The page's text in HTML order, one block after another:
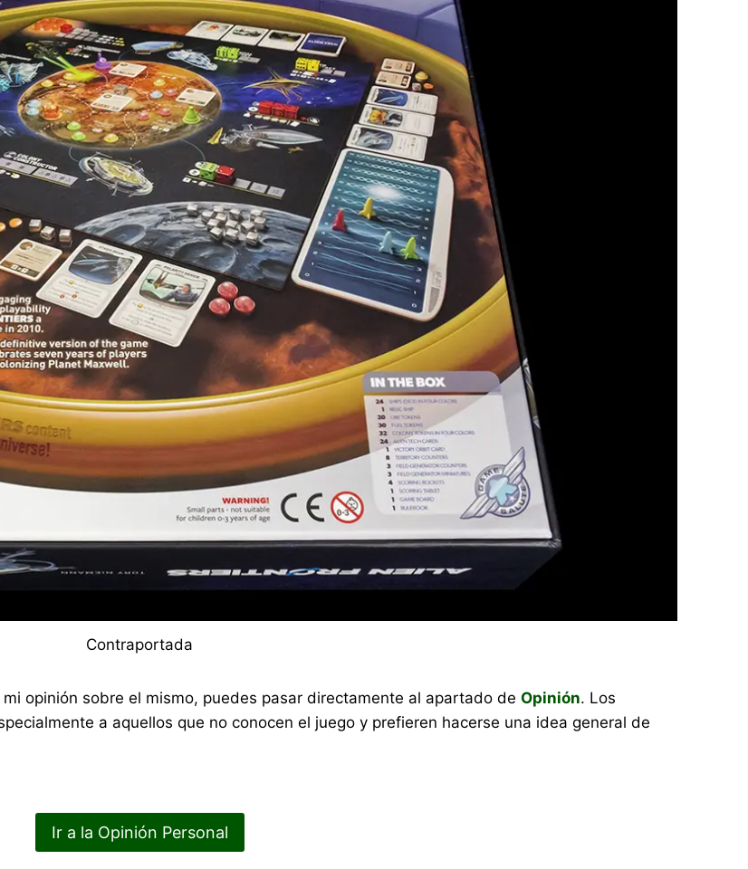
Contraportada
opinión sobre el mismo, puedes pasar directamente al apartado deOpinión. Los
a aquellos que no conocen el juego y prefieren hacerse una idea general de
Ir a la Opinión Personal